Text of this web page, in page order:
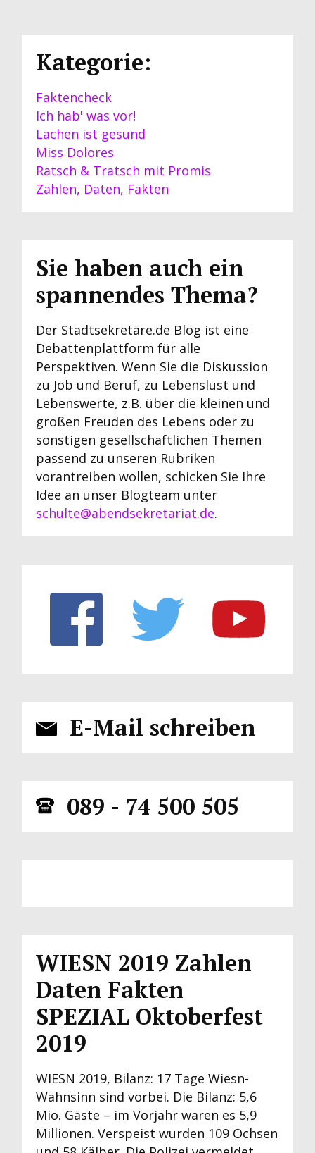
Kategorie:
Faktencheck
Ich hab' was vor!
Lachen ist gesund
Miss Dolores
Ratsch & Tratsch mit Promis
Zahlen, Daten, Fakten
Sie haben auch ein
spannendes Thema?
Der Stadtsekretäre.de Blog ist eine
Debattenplattform für alle
Perspektiven. Wenn Sie die Diskussion
zu Job und Beruf, zu Lebenslust und
Lebenswerte, z.B. über die kleinen und
großen Freuden des Lebens oder zu
sonstigen gesellschaftlichen Themen
passend zu unseren Rubriken
vorantreiben wollen, schicken Sie Ihre
Idee an unser Blogteam unter
schulte@abendsekretariat.de.
E-Mail schreiben
089 - 74 500 505
WIESN 2019 Zahlen
Daten Fakten
SPEZIAL Oktoberfest
2019
WIESN 2019, Bilanz: 17 Tage Wiesn-
Wahnsinn sind vorbei. Die Bilanz: 5,6
Mio. Gäste – im Vorjahr waren es 5,9
Millionen. Verspeist wurden 109 Ochsen